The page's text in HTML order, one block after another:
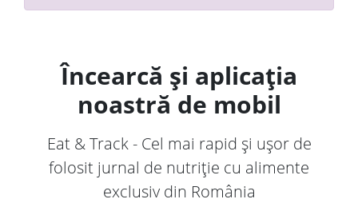
Încearcă și aplicația
noastră de mobil
Eat & Track - Cel mai rapid și ușor de
folosit jurnal de nutriție cu alimente
exclusiv din România